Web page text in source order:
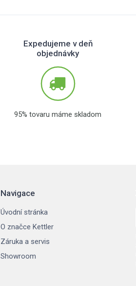
Expedujeme v deň
objednávky
95% tovaru máme skladom
Navigace
Úvodní stránka
O značce Kettler
Záruka a servis
Showroom